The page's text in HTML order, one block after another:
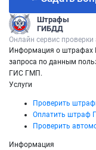
Штрафы
ГИБДД
Онлайн сервис
Информация о штрафах
запроса по данным
ГИС ГМП.
Услуги
Проверить
Оплатить штраф
Проверить
Информация